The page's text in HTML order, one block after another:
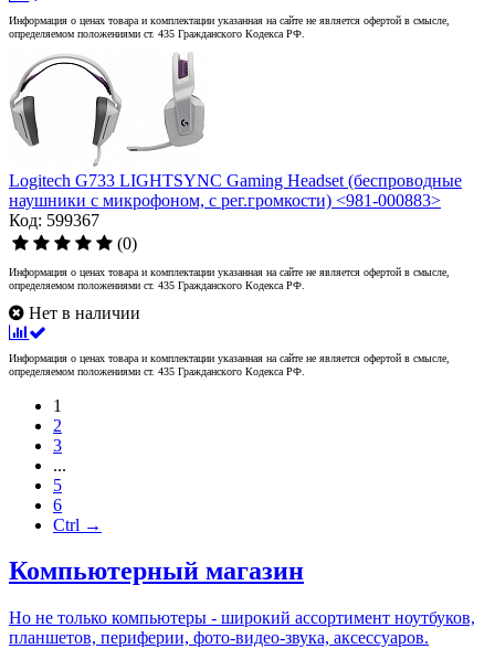
Информация о ценах товара и комплектации указанная на сайте не является офертой в смысле,
определяемом положениями ст. 435 Гражданского Кодекса РФ.
Logitech G733 LIGHTSYNC Gaming Headset (беспроводные
наушники с микрофоном, с рег.громкости) <981-000883>
Код: 599367
(0)
Информация о ценах товара и комплектации указанная на сайте не является офертой в смысле,
определяемом положениями ст. 435 Гражданского Кодекса РФ.
Нет в наличии
Информация о ценах товара и комплектации указанная на сайте не является офертой в смысле,
определяемом положениями ст. 435 Гражданского Кодекса РФ.
1
2
3
...
5
6
Ctrl →
Компьютерный магазин
Но не только компьютеры - широкий ассортимент ноутбуков,
планшетов, периферии, фото-видео-звука, аксессуаров.